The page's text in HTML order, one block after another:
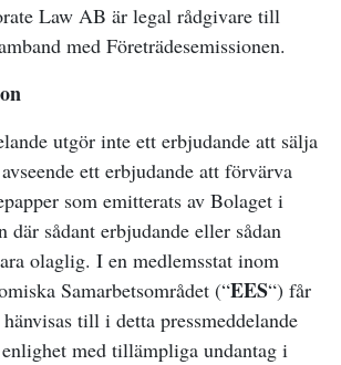
Law AB är legal rådgivare till
med Företrädesemissionen.
utgör inte ett erbjudande att sälja
ett erbjudande att förvärva
som emitterats av Bolaget i
sådant erbjudande eller sådan
olaglig. I en medlemsstat inom
Samarbetsområdet (“EES“) får
till i detta pressmeddelande
med tillämpliga undantag i